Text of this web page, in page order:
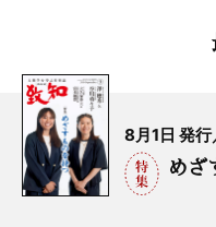
8月1日 発
めざ